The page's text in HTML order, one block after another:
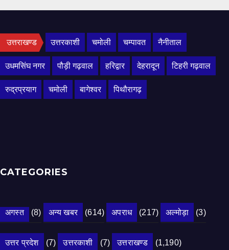
उत्तराखण्ड उत्तरकाशी चमोली चम्पावत नैनीताल
उधमसिंघ नगर पौड़ी गढ़वाल हरिद्वार देहरादून टिहरी गढ़वाल
रुद्रप्रयाग चमोली बागेश्वर पिथौरागढ़
CATEGORIES
अगस्त (8) अन्य खबर (614) अपराध (217) अल्मोड़ा (3)
उत्तर प्रदेश (7) उत्तरकाशी (7) उत्तराखण्ड (1,190)